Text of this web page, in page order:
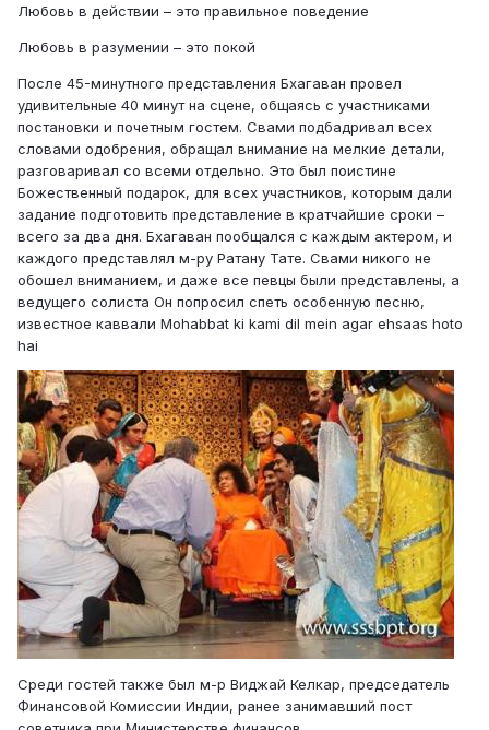
Любовь в действии – это правильное поведение
Любовь в разумении – это покой
После 45-минутного представления Бхагаван провел
удивительные 40 минут на сцене, общаясь с участниками
постановки и почетным гостем. Свами подбадривал всех
словами одобрения, обращал внимание на мелкие детали,
разговаривал со всеми отдельно. Это был поистине
Божественный подарок, для всех участников, которым дали
задание подготовить представление в кратчайшие сроки –
всего за два дня. Бхагаван пообщался с каждым актером, и
каждого представлял м-ру Ратану Тате. Свами никого не
обошел вниманием, и даже все певцы были представлены, а
ведущего солиста Он попросил спеть особенную песню,
известное каввали Mohabbat ki kami dil mein agar ehsaas hoto
hai
Среди гостей также был м-р Виджай Келкар, председатель
Финансовой Комиссии Индии, ранее занимавший пост